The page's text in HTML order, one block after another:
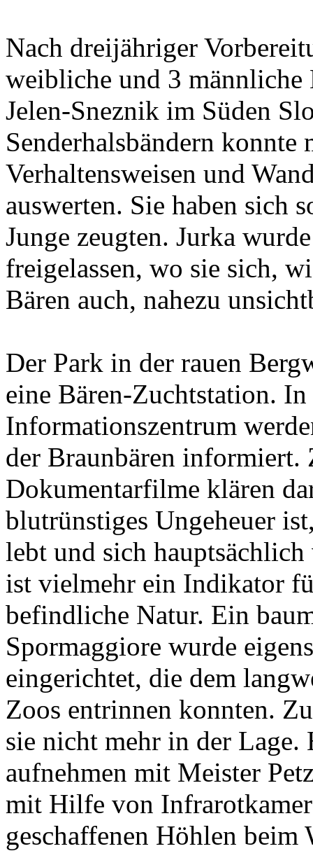
Nach dreijähriger
weibliche und 3 männliche
Jelen-Sneznik im Süden
Senderhalsbändern konnte
Verhaltensweisen und
auswerten. Sie haben sich
Junge zeugten. Jurka
freigelassen, wo sie sich,
Bären auch, nahezu
Der Park in der rauen
eine Bären-Zuchtstation. In
Informationszentrum
der Braunbären informiert.
Dokumentarfilme klären
blutrünstiges Ungeheuer
lebt und sich
ist vielmehr ein Indikator
befindliche Natur. Ein
Spormaggiore wurde
eingerichtet, die dem
Zoos entrinnen konnten.
sie nicht mehr in der
aufnehmen mit Meister
mit Hilfe von
geschaffenen Höhlen beim